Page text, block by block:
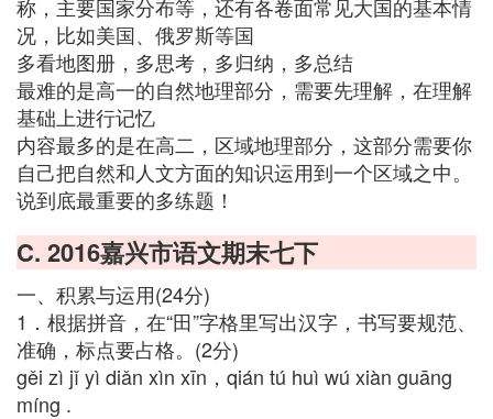
称，主要国家分布等，还有各卷面常见大国的基本情
况，比如美国、俄罗斯等国
多看地图册，多思考，多归纳，多总结
最难的是高一的自然地理部分，需要先理解，在理解
基础上进行记忆
内容最多的是在高二，区域地理部分，这部分需要你
自己把自然和人文方面的知识运用到一个区域之中。
说到底最重要的多练题！
C. 2016嘉兴市语文期末七下
一、积累与运用(24分)
1．根据拼音，在“田”字格里写出汉字，书写要规范、
准确，标点要占格。(2分)
gěi zì jǐ yì diǎn xìn xīn，qián tú huì wú xiàn guāng
míng .